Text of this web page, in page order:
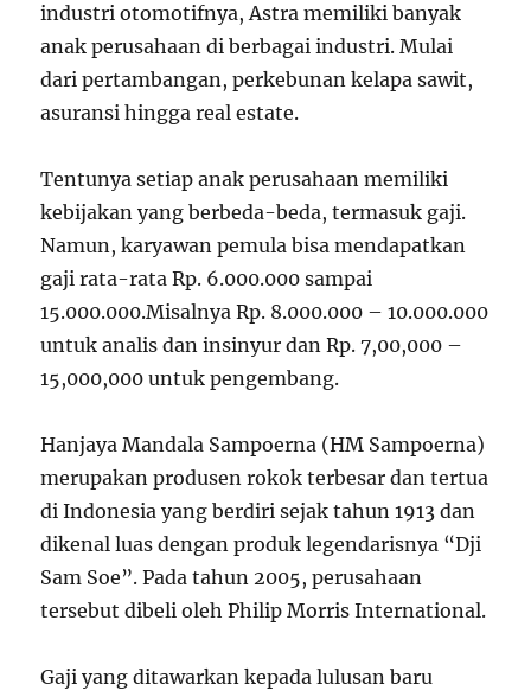
industri otomotifnya, Astra memiliki banyak
anak perusahaan di berbagai industri. Mulai
dari pertambangan, perkebunan kelapa sawit,
asuransi hingga real estate.
Tentunya setiap anak perusahaan memiliki
kebijakan yang berbeda-beda, termasuk gaji.
Namun, karyawan pemula bisa mendapatkan
gaji rata-rata Rp. 6.000.000 sampai
15.000.000.Misalnya Rp. 8.000.000 – 10.000.000
untuk analis dan insinyur dan Rp. 7,00,000 –
15,000,000 untuk pengembang.
Hanjaya Mandala Sampoerna (HM Sampoerna)
merupakan produsen rokok terbesar dan tertua
di Indonesia yang berdiri sejak tahun 1913 dan
dikenal luas dengan produk legendarisnya “Dji
Sam Soe”. Pada tahun 2005, perusahaan
tersebut dibeli oleh Philip Morris International.
Gaji yang ditawarkan kepada lulusan baru